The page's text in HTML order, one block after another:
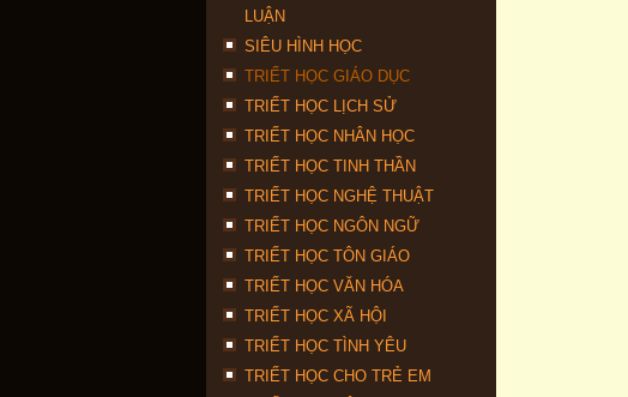
LUẬN
SIÊU HÌNH HỌC
TRIẾT HỌC GIÁO DỤC
TRIẾT HỌC LỊCH SỬ
TRIẾT HỌC NHÂN HỌC
TRIẾT HỌC TINH THẦN
TRIẾT HỌC NGHỆ THUẬT
TRIẾT HỌC NGÔN NGỮ
TRIẾT HỌC TÔN GIÁO
TRIẾT HỌC VĂN HÓA
TRIẾT HỌC XÃ HỘI
TRIẾT HỌC TÌNH YÊU
TRIẾT HỌC CHO TRẺ EM